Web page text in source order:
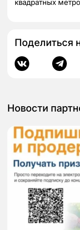
квадратных
Поделиться
Новости